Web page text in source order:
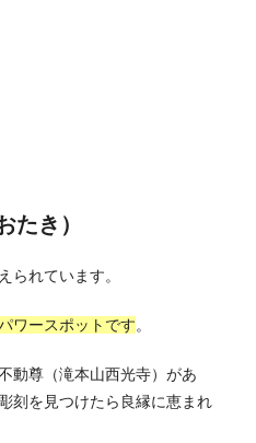
たき）
られています。
ワースポットです。
動尊（滝本山西光寺）があ
刻を見つけたら良縁に恵まれ